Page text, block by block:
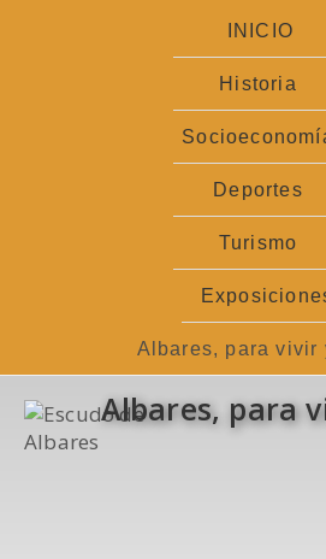
INICIO
Historia
Deportes
Turismo
Albares, para vivir
Albares, para